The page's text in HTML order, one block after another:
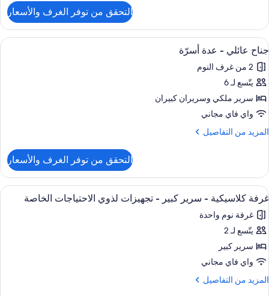
أريكة
سرير
غرفة
بريمير
-
سرير
ملكي
مع
سرير
التحقق من توفر الغرف والأسعار
استعراض
جميع
صور
جناح
عائلي
-
عدة
أسرّة
أغطية فراش متميزة وأسرّة بطبقة علوية
10
جناح عائلي - عدة أسرّة
2 من غرف النوم
يتّسع لـ 6
سرير ملكي‫‬ وسريران كبيران
واي فاي مجاني
المزيد من التفاصيل
المزيد
جناح
عائلي
-
عدة
أسرّة
التحقق من توفر الغرف والأسعار
استعراض
جميع
صور
غرفة
كلاسيكية
-
سرير
كبير
أغطية فراش متميزة وأسرّة بطبقة علوية
1
غرفة كلاسيكية - سرير كبير - تجهيزات لذوي الاحتياجات الخاصة
غرفة نوم واحدة
يتّسع لـ 2
سرير كبير
واي فاي مجاني
المزيد من التفاصيل
المزيد